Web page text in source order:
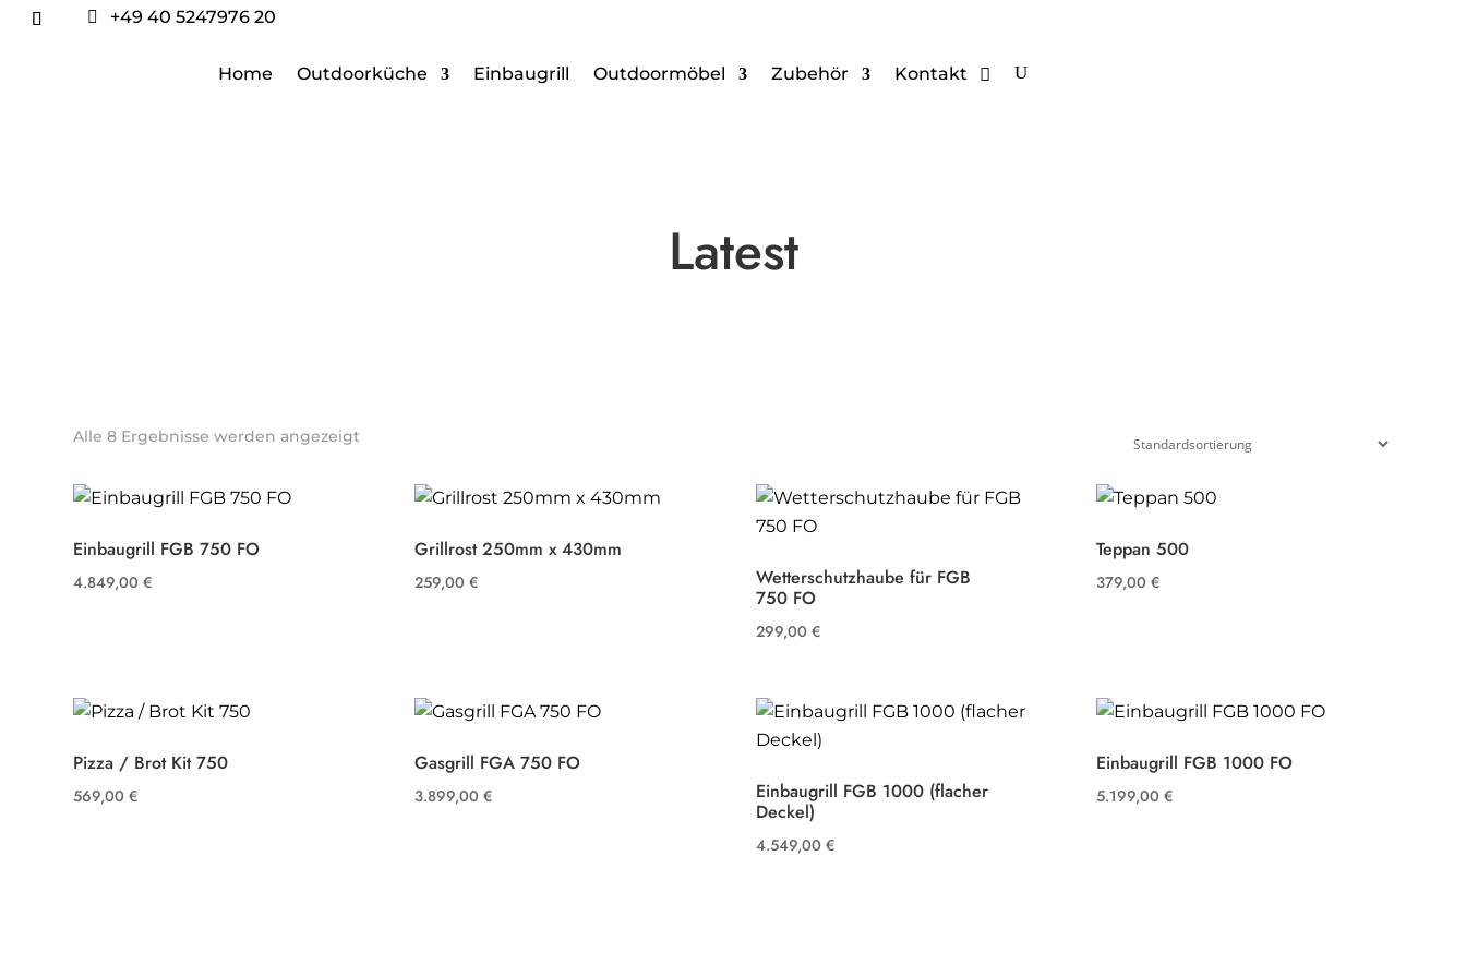
 +49 40 5247976 20
Home Outdoorküche Einbaugrill Outdoormöbel Zubehör Kontakt
Latest
Alle 8 Ergebnisse werden angezeigt
Einbaugrill FGB 750 FO
4.849,00€
Grillrost 250mm x 430mm
259,00 €
Wetterschutzhaube für FGB
750 FO
299,00 €
Teppan 500
379,00€
Pizza / Brot Kit 750
569,00€
Gasgrill FGA 750 FO
3.899,00 €
Einbaugrill FGB 1000 (flacher
Deckel)
4.549,00 €
Einbaugrill FGB 1000 FO
5.199,00€